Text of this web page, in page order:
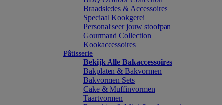
Braadsledes & Accessoires
Speciaal Kookgerei
Personaliseer jouw stoofpan
Gourmand Collection
Kookaccessoires
Pâtisserie
Bekijk Alle Bakaccessoires
Bakplaten & Bakvormen
Bakvormen Sets
Cake & Muffinvormen
Taartvormen